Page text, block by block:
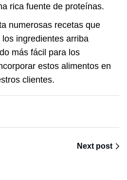
rica fuente de proteínas.
numerosas recetas que
ingredientes arriba
más fácil para los
estos alimentos en
clientes.
Next post